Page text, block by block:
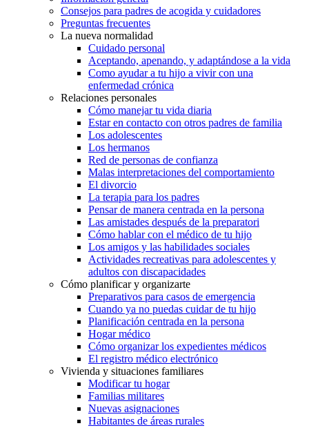
Consejos para padres de acogida y cuidadores
Preguntas frecuentes
La nueva normalidad
Cuidado personal
Aceptando, apenando, y adaptándose a la vida
Como ayudar a tu hijo a vivir con una
enfermedad crónica
Relaciones personales
Cómo manejar tu vida diaria
Estar en contacto con otros padres de familia
Los adolescentes
Los hermanos
Red de personas de confianza
Malas interpretaciones del comportamiento
El divorcio
La terapia para los padres
Pensar de manera centrada en la persona
Las amistades después de la preparatori
Cómo hablar con el médico de tu hijo
Los amigos y las habilidades sociales
Actividades recreativas para adolescentes y
adultos con discapacidades
Cómo planificar y organizarte
Preparativos para casos de emergencia
Cuando ya no puedas cuidar de tu hijo
Planificación centrada en la persona
Hogar médico
Cómo organizar los expedientes médicos
El registro médico electrónico
Vivienda y situaciones familiares
Modificar tu hogar
Familias militares
Nuevas asignaciones
Habitantes de áreas rurales